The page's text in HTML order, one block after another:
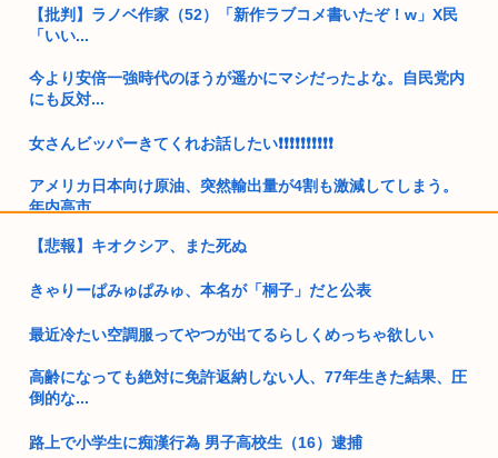
【批判】ラノベ作家（52）「新作ラブコメ書いたぞ！w」X民
「いい...
今より安倍一強時代のほうが遥かにマシだったよな。自民党内
にも反対...
女さんビッパーきてくれお話したい❗❗❗❗❗❗❗❗❗❗
アメリカ日本向け原油、突然輸出量が4割も激減してしまう。
年内高市...
童貞大学生ワイ、バイト先のJDに飲みに誘われる！！！
熊本大震災震度7 （死者数38人）
職場のババアが熊本に寄せ書き書こうとか言い出した
少女「強姦されました」→ 大阪地裁「14歳女性がありもしな
い被害...
緊縮財政論者として知られる大物財務官僚、高市早苗の逆鱗に
【悲報】キオクシア、また死ぬ
きゃりーぱみゅぱみゅ、本名が「桐子」だと公表
最近冷たい空調服ってやつが出てるらしくめっちゃ欲しい
高齢になっても絶対に免許返納しない人、77年生きた結果、圧
倒的な...
路上で小学生に痴漢行為 男子高校生（16）逮捕